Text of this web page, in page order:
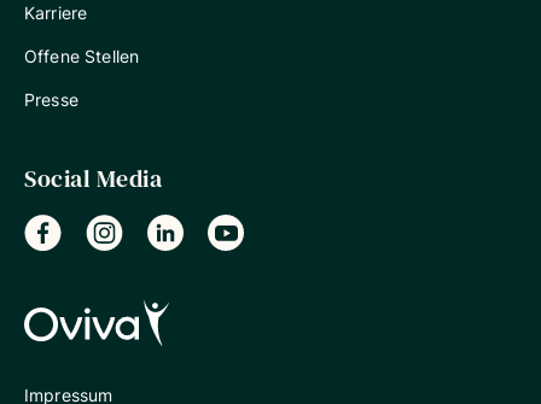
Karriere
Offene Stellen
Presse
Social Media
Impressum